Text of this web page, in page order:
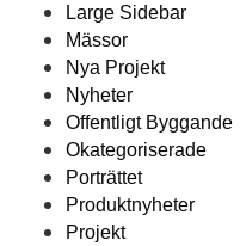
Large Sidebar
Mässor
Nya Projekt
Nyheter
Offentligt Byggande
Okategoriserade
Porträttet
Produktnyheter
Projekt